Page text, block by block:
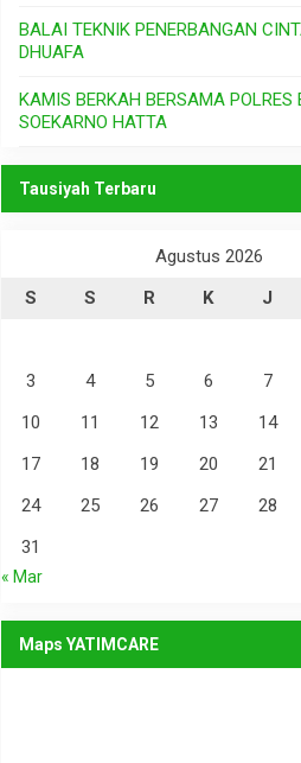
BALAI TEKNIK PENERBANGAN
DHUAFA
KAMIS BERKAH BERSAMA POLRES
SOEKARNO HATTA
Tausiyah Terbaru
Agustus 2026
S
S R K J
3
4 5 6 7
10
11 12 13 14
17
18 19 20 21
24
25 26 27 28
31
« Mar
Maps YATIMCARE